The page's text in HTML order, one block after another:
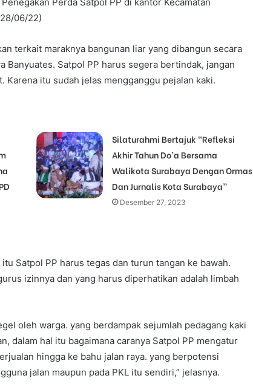
06/22)
terkait maraknya bangunan liar yang dibangun secara
Banyuates. Satpol PP harus segera bertindak, jangan
Karena itu sudah jelas mengganggu pejalan kaki.
Silaturahmi Bertajuk “Refleksi
Akhir Tahun Do’a Bersama
Walikota Surabaya Dengan Ormas
Dan Jurnalis Kota Surabaya”
Desember 27, 2023
Satpol PP harus tegas dan turun tangan ke bawah.
izinnya dan yang harus diperhatikan adalah limbah
oleh warga. yang berdampak sejumlah pedagang kaki
dalam hal itu bagaimana caranya Satpol PP mengatur
hingga ke bahu jalan raya. yang berpotensi
jalan maupun pada PKL itu sendiri,” jelasnya.